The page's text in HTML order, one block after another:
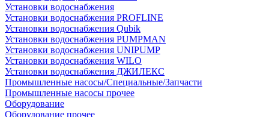
Установки водоснабжения
Установки водоснабжения PROFLINE
Установки водоснабжения Qubik
Установки водоснабжения PUMPMAN
Установки водоснабжения UNIPUMP
Установки водоснабжения WILO
Установки водоснабжения ДЖИЛЕКС
Промышленные насосы/Специальные/Запчасти
Промышленные насосы прочее
Оборудование
Оборудование прочее